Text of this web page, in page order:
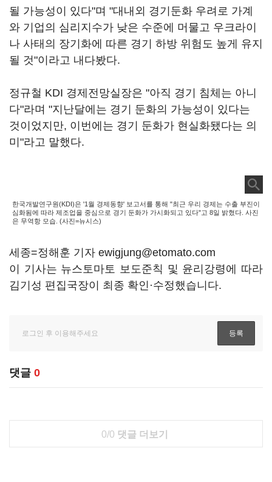
될 가능성이 있다"며 "대내외 경기둔화 우려로 가계
와 기업의 심리지수가 낮은 수준에 머물고 우크라이
나 사태의 장기화에 따른 경기 하방 위험도 높게 유지
될 것"이라고 내다봤다.
정규철 KDI 경제전망실장은 "아직 경기 침체는 아니
다"라며 "지난달에는 경기 둔화의 가능성이 있다는
것이었지만, 이번에는 경기 둔화가 현실화됐다는 의
미"라고 말했다.
한국개발연구원(KDI)은 '1월 경제동향' 보고서를 통해 "최근 우리 경제는 수출 부진이
심화됨에 따라 제조업을 중심으로 경기 둔화가 가시화되고 있다"고 8일 밝혔다. 사진
은 무역항 모습. (사진=뉴시스)
세종=정해훈 기자 ewigjung@etomato.com
이 기사는 뉴스토마토 보도준칙 및 윤리강령에 따라
김기성 편집국장이 최종 확인·수정했습니다.
댓글 0
0/0 댓글 더보기